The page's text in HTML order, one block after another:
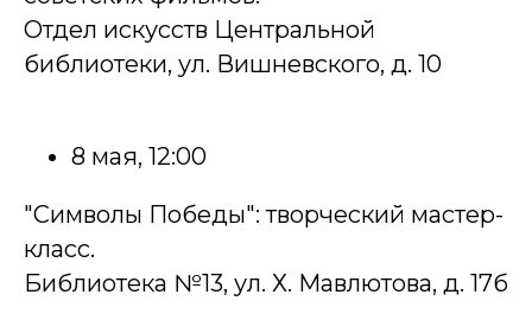
Отдел искусств Центральной
библиотеки, ул. Вишневского, д. 10
8 мая, 12:00
"Символы Победы": творческий мастер-
класс.
Библиотека №13, ул. Х. Мавлютова, д. 17б